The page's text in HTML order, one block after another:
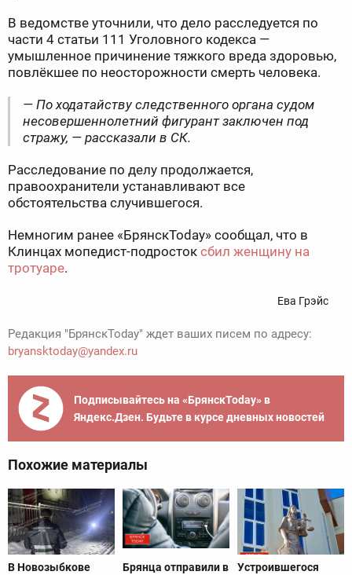
В ведомстве уточнили, что дело расследуется по
части 4 статьи 111 Уголовного кодекса —
умышленное причинение тяжкого вреда здоровью,
повлёкшее по неосторожности смерть человека.
— По ходатайству следственного органа судом
несовершеннолетний фигурант заключен под
стражу, — рассказали в СК.
Расследование по делу продолжается,
правоохранители устанавливают все
обстоятельства случившегося.
Немногим ранее «БрянскToday» сообщал, что в
Клинцах мопедист-подросток сбил женщину на
тротуаре.
Ева Грэйс
Редакция "БрянскToday" ждет ваших писем по адресу:
bryansktoday@yandex.ru
Подписывайтесь на «БрянскToday» в
Яндекс.Дзен. Будьте в курсе дневных новостей
Похожие материалы
В Новозыбкове
Брянца отправили в
Устроившегося